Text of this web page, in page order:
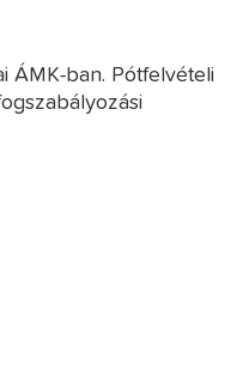
ÁMK-ban. Pótfelvételi